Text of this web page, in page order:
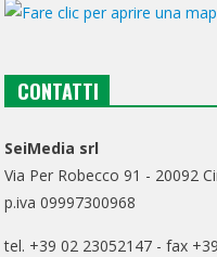
CONTATTI
SeiMedia srl
Via Per Robecco 91 - 20092
p.iva 09997300968
tel. +39 02 23052147 - fax